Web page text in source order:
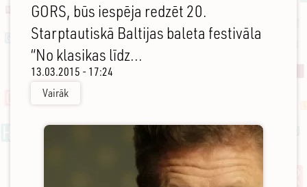
GORS, būs iespēja redzēt 20.
Starptautiskā Baltijas baleta festivāla
“No klasikas līdz...
13.03.2015 - 17:24
Vairāk